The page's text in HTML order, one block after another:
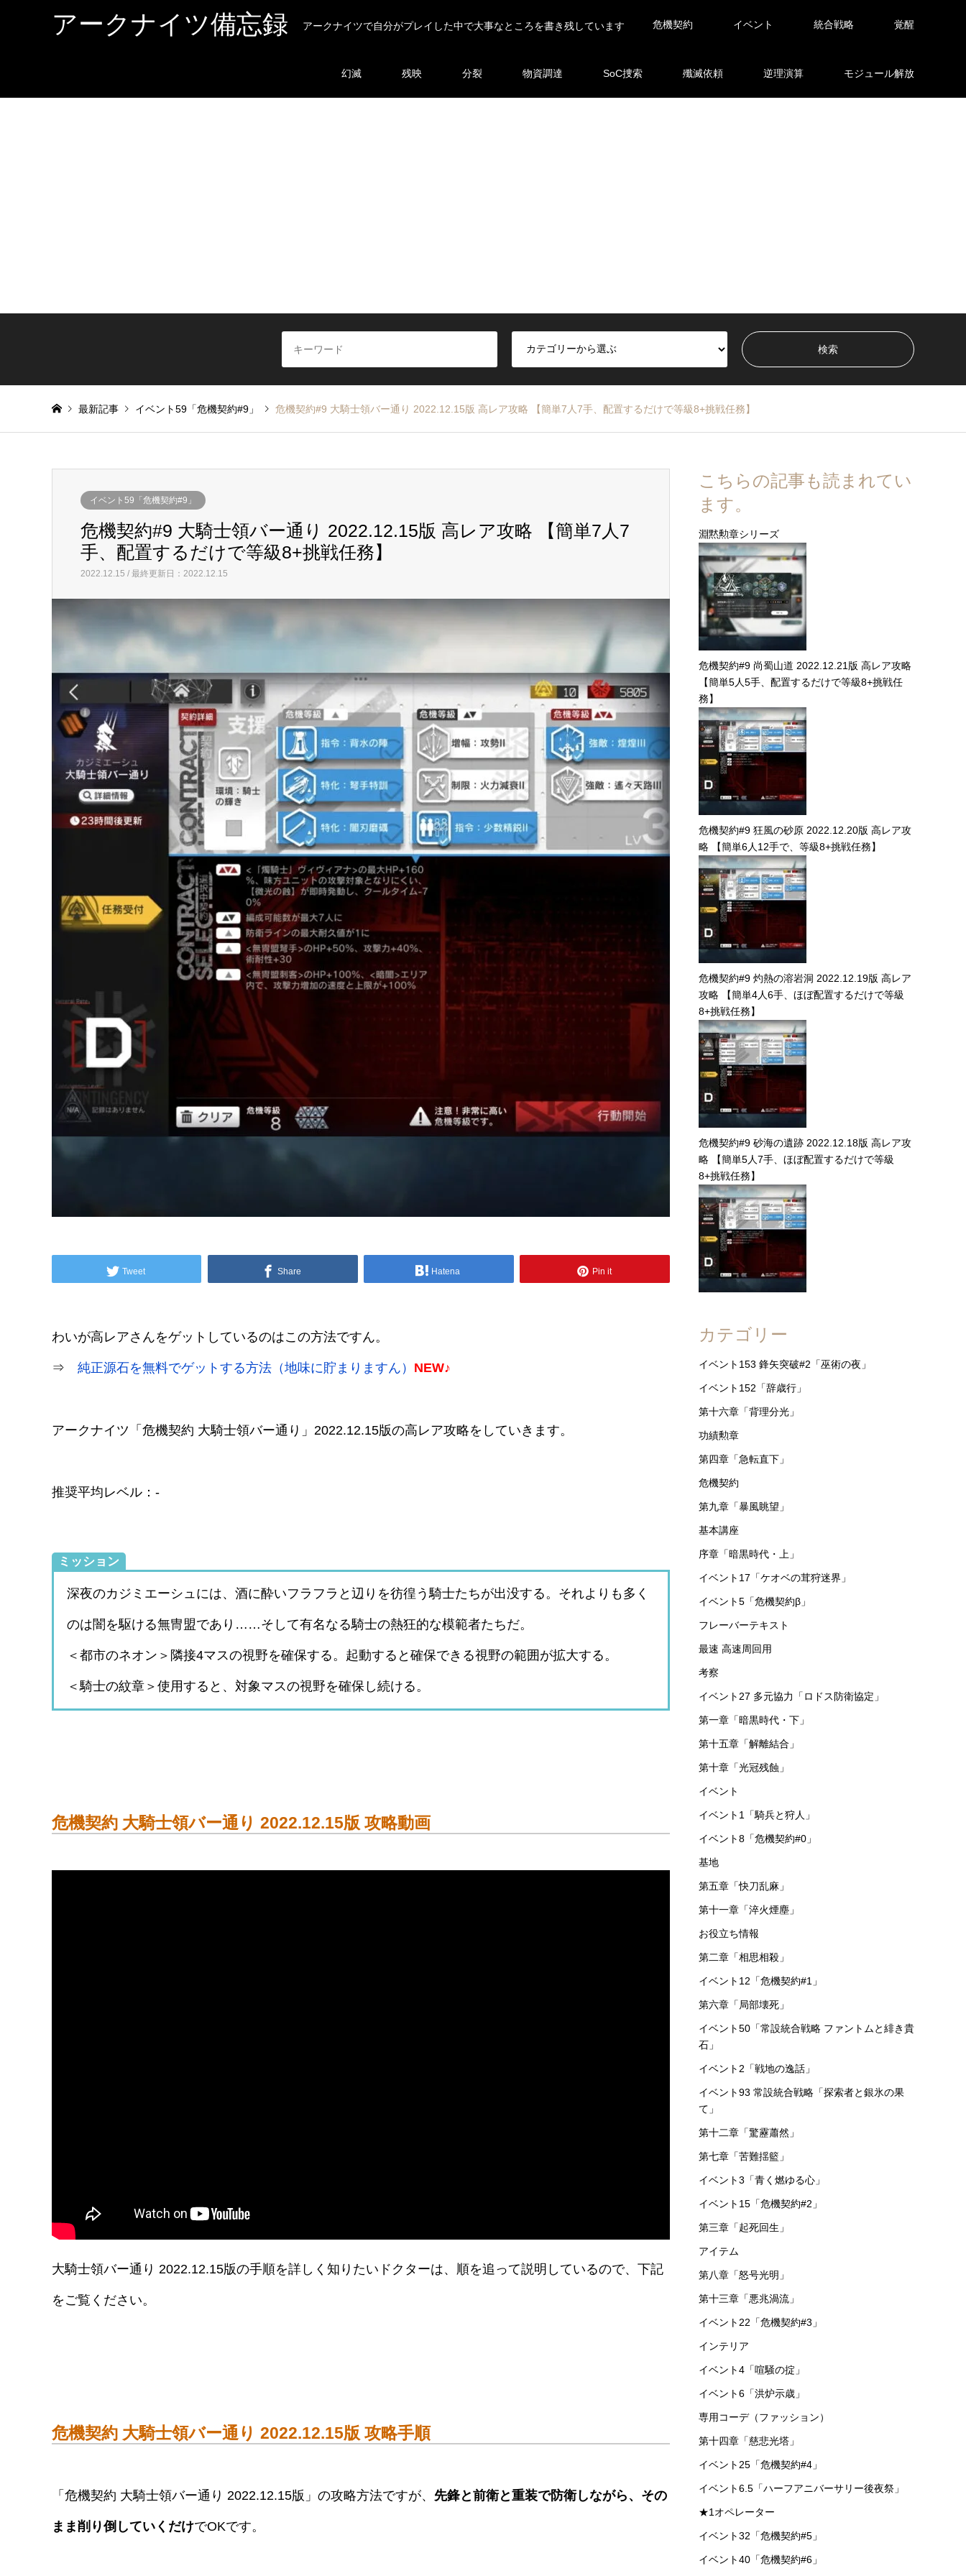
アークナイツ備忘録 アークナイツで自分がプレイした中で大事なところを書き残しています 危機契約 イベント 統合戦略 覚醒
幻滅 残映 分裂 物資調達 SoC捜索 殲滅依頼 逆理演算 モジュール解放
最新記事 イベント59「危機契約#9」 危機契約#9 大騎士領バー通り 2022.12.15版 高レア攻略 【簡単7人7手、配置するだけで等級8+挑戦任務】
イベント59「危機契約#9」
危機契約#9 大騎士領バー通り 2022.12.15版 高レア攻略 【簡単7人7
手、配置するだけで等級8+挑戦任務】
2022.12.15 / 最終更新日：2022.12.15
Tweet Share Hatena Pin it
わいが高レアさんをゲットしているのはこの方法ですん。
⇒ 純正源石を無料でゲットする方法（地味に貯まりますん） NEW♪
アークナイツ「危機契約 大騎士領バー通り」2022.12.15版の高レア攻略をしていきます。
推奨平均レベル：-
ミッション
深夜のカジミエーシュには、酒に酔いフラフラと辺りを彷徨う騎士たちが出没する。それよりも多く
のは闇を駆ける無冑盟であり……そして有名なる騎士の熱狂的な模範者たちだ。
＜都市のネオン＞隣接4マスの視野を確保する。起動すると確保できる視野の範囲が拡大する。
＜騎士の紋章＞使用すると、対象マスの視野を確保し続ける。
危機契約 大騎士領バー通り 2022.12.15版 攻略動画
大騎士領バー通り 2022.12.15版の手順を詳しく知りたいドクターは、順を追って説明しているので、下記
をご覧ください。
危機契約 大騎士領バー通り 2022.12.15版 攻略手順
「危機契約 大騎士領バー通り 2022.12.15版」の攻略方法ですが、 先鋒と前衛と重装で防衛しながら、その
まま削り倒していくだけでOKです。
こちらの記事も読まれてい
ます。
淵黙勲章シリーズ
危機契約#9 尚蜀山道 2022.12.21版 高レア攻略
【簡単5人5手、配置するだけで等級8+挑戦任
務】
危機契約#9 狂風の砂原 2022.12.20版 高レア攻
略 【簡単6人12手で、等級8+挑戦任務】
危機契約#9 灼熱の溶岩洞 2022.12.19版 高レア
攻略 【簡単4人6手、ほぼ配置するだけで等級
8+挑戦任務】
危機契約#9 砂海の遺跡 2022.12.18版 高レア攻
略 【簡単5人7手、ほぼ配置するだけで等級
8+挑戦任務】
カテゴリー
イベント153 鋒矢突破#2「巫術の夜」
イベント152「辞歳行」
第十六章「背理分光」
功績勲章
第四章「急転直下」
危機契約
第九章「暴風眺望」
基本講座
序章「暗黒時代・上」
イベント17「ケオベの茸狩迷界」
イベント5「危機契約β」
フレーバーテキスト
最速 高速周回用
考察
イベント27 多元協力「ロドス防衛協定」
第一章「暗黒時代・下」
第十五章「解離結合」
第十章「光冠残蝕」
イベント
イベント1「騎兵と狩人」
イベント8「危機契約#0」
基地
第五章「快刀乱麻」
第十一章「淬火煙塵」
お役立ち情報
第二章「相思相殺」
イベント12「危機契約#1」
第六章「局部壊死」
イベント50「常設統合戦略 ファントムと緋き貴
石」
イベント2「戦地の逸話」
イベント93 常設統合戦略「探索者と銀氷の果
て」
第十二章「驚靂蕭然」
第七章「苦難揺籃」
イベント3「青く燃ゆる心」
イベント15「危機契約#2」
第三章「起死回生」
アイテム
第八章「怒号光明」
第十三章「悪兆渦流」
イベント22「危機契約#3」
インテリア
イベント4「喧騒の掟」
イベント6「洪炉示歳」
専用コーデ（ファッション）
第十四章「慈悲光塔」
イベント25「危機契約#4」
イベント6.5「ハーフアニバーサリー後夜祭」
★1オペレーター
イベント32「危機契約#5」
イベント40「危機契約#6」